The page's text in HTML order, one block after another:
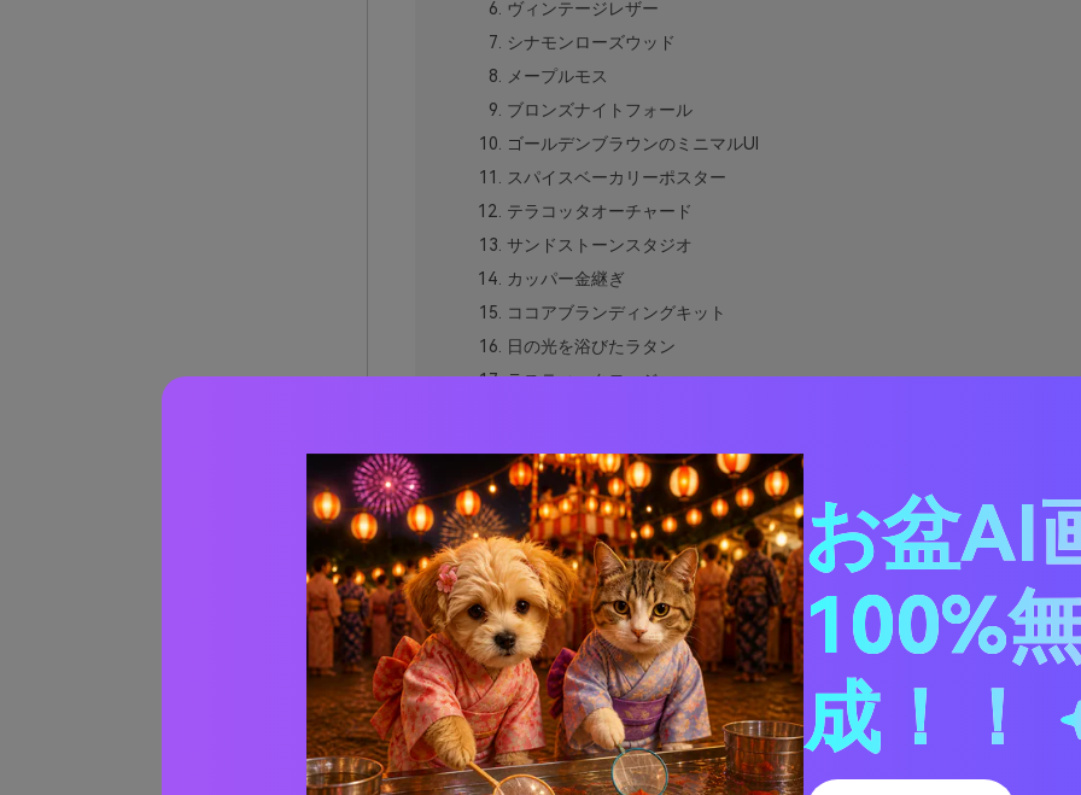
ヴィンテージレザー
シナモンローズウッド
メープルモス
ブロンズナイトフォール
ゴールデンブラウンのミニマルUI
スパイスベーカリーポスター
テラコッタオーチャード
サンドストーンスタジオ
カッパー金継ぎ
ココアブランディングキット
日の光を浴びたラタン
ラスティックロッジ
磨かれたゴールドアクセント
カッパーダスクボタニカルズ
ゴールデンブラウンと相性の良い色は？
実際のデザインでゴールデンブラウン配色を活かす方法
AIでゴールデンブラウン配色ビジュアルを作成
ゴールデン＋ブラウンのカラー
お盆AI
100%
成！！